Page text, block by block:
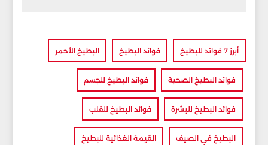
أبرز 7 فوائد للبطيخ فوائد البطيخ البطيخ الأحمر
فوائد البطيخ الصحية فوائد البطيخ للجسم
فوائد البطيخ للبشرة فوائد البطيخ للقلب
البطيخ في الصيف القيمة الغذائية للبطيخ